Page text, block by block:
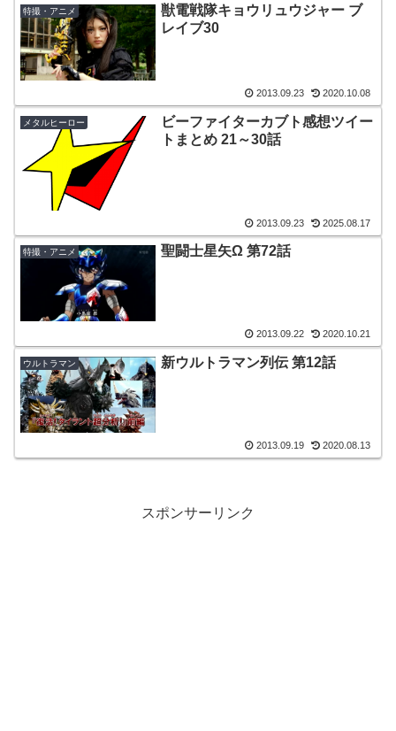
特撮・アニメ
獣電戦隊キョウリュウジャー ブ
レイブ30
2013.09.23 2020.10.08
メタルヒーロー
ビーファイターカブト感想ツイー
トまとめ 21～30話
2013.09.23 2025.08.17
特撮・アニメ 聖闘士星矢Ω 第72話
2013.09.22 2020.10.21
ウルトラマン 新ウルトラマン列伝 第12話
2013.09.19 2020.08.13
スポンサーリンク